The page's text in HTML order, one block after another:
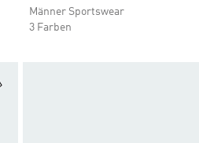
Männer Sportswear
3 Farben